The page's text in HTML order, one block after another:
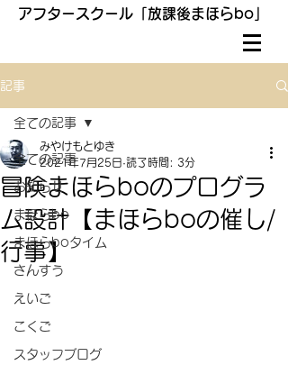
アフタースクール「放課後まほらbo」
記事
全ての記事
お知らせ
まほらbo
まほらboタイム
さんすう
えいご
こくご
スタッフブログ
全ての記事
冒険まほらboのプログラ
ム設計【まほらboの催し/
行事】
みやけもとゆき
2021年7月25日 読了時間: 3分